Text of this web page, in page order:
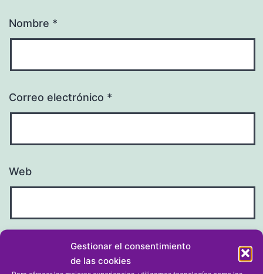
Gestionar el consentimiento
de las cookies
Nombre *
Correo electrónico *
Web